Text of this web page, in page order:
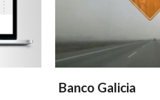
Banco Galicia